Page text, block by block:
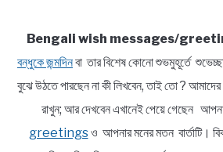
Bengali wish messages/
বন্ধুকে জন্মদিনবা তার বিশেষ কোনো শুভমুহূর্তে
বুঝে উঠতে পারছেন না কী লিখবেন, তাই তো ?
রাখুন; আর দেখবেন এখানেই পেয়ে গেছেন
greetingsও আপনার মনের মতন বার্তাটি।